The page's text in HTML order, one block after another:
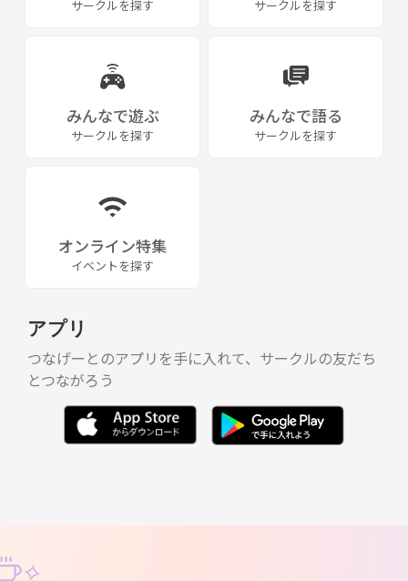
サークルを探す サークルを探す
みんなで遊ぶ
サークルを探す
みんなで語る
サークルを探す
オンライン特集
イベントを探す
アプリ
つなげーとのアプリを手に入れて、サークルの友だち
とつながろう
✧